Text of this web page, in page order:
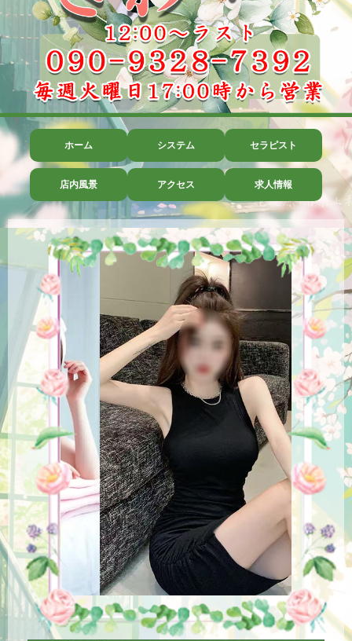
ホーム システム セラピスト
店内風景 アクセス 求人情報